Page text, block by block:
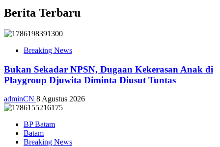
Berita Terbaru
Breaking News
Bukan Sekadar NPSN, Dugaan Kekerasan Anak di
Playgroup Djuwita Diminta Diusut Tuntas
adminCN 8 Agustus 2026
BP Batam
Batam
Breaking News